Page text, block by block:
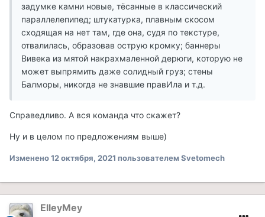
задумке камни новые, тёсанные в классический
параллелепипед; штукатурка, плавным скосом
сходящая на нет там, где она, судя по текстуре,
отвалилась, образовав острую кромку; баннеры
Вивека из мятой накрахмаленной дерюги, которую не
может выпрямить даже солидный груз; стены
Балморы, никогда не знавшие правИла и т.д.
Справедливо. А вся команда что скажет?
Ну и в целом по предложениям выше)
Изменено12 октября, 2021 пользователем Svetomech
ElleyMey